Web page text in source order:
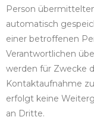
Person
automatisch
einer betroffenen
Verantwortlichen
werden für Zwecke
Kontaktaufnahme
erfolgt keine
an Dritte.